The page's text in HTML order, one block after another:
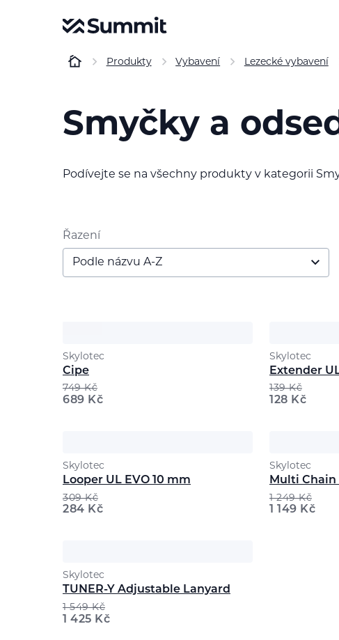
Produkty Vybavení Lezecké vybavení
Smyčky a
Podívejte se na všechny produkty v kategorii
Řazení
Podle názvu A-Z
Skylotec
Cipe
749Kč
689 Kč
Skylotec
Extender
139Kč
128 Kč
Skylotec
Looper UL EVO 10 mm
309Kč
284 Kč
Skylotec
Multi Chain
1 249Kč
1 149 Kč
Skylotec
TUNER-Y Adjustable Lanyard
1 549Kč
1 425 Kč